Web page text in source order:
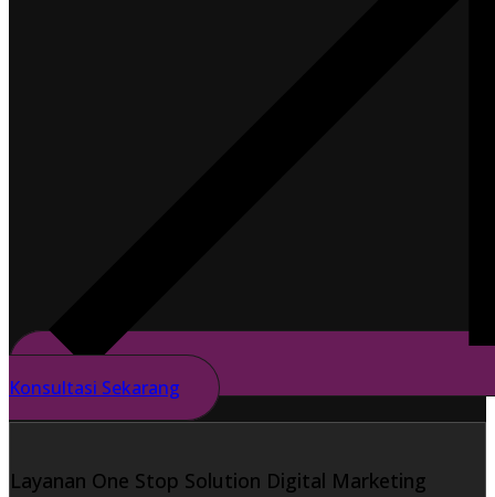
Konsultasi Sekarang
Layanan One Stop Solution Digital Marketing